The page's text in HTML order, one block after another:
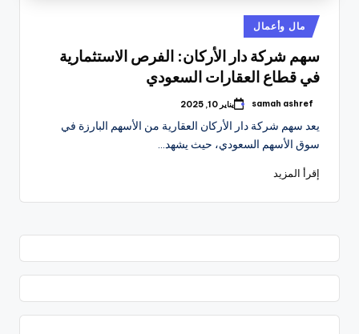
نُشر
في
مال وأعمال
سهم شركة دار الأركان: الفرص الاستثمارية
في قطاع العقارات السعودي
تمّ
بواسطة
samah ashref يناير 10, 2025
يعد سهم شركة دار الأركان العقارية من الأسهم البارزة في
سوق الأسهم السعودي، حيث يشهد…
إقرأ المزيد